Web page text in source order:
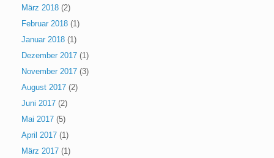
März 2018 (2)
Februar 2018 (1)
Januar 2018 (1)
Dezember 2017 (1)
November 2017 (3)
August 2017 (2)
Juni 2017 (2)
Mai 2017 (5)
April 2017 (1)
März 2017 (1)